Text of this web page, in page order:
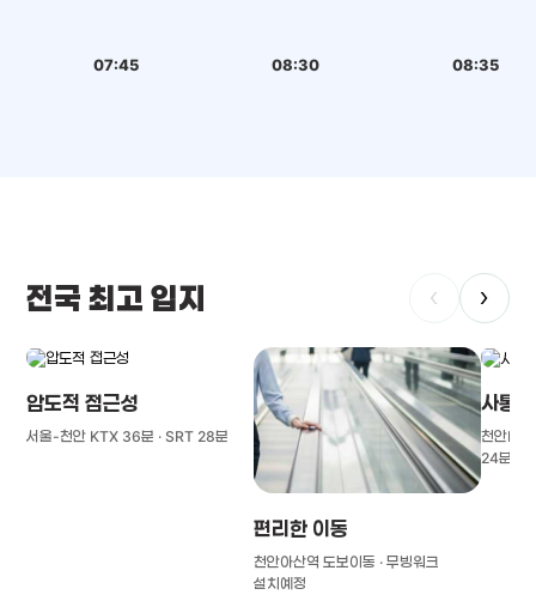
07:45 08:30 08:35
전국 최고 입지 ‹ ›
압도적 접근성
서울-천안 KTX 36분 · SRT 28분
편리한 이동
천안아산역 도보이동 · 무빙워크
설치예정
사통
천안IC(
24분